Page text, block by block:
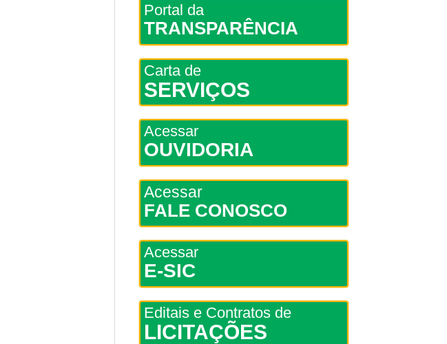
Portal da
TRANSPARÊNCIA
Carta de
SERVIÇOS
Acessar
OUVIDORIA
Acessar
FALE CONOSCO
Acessar
E-SIC
Editais e Contratos de
LICITAÇÕES